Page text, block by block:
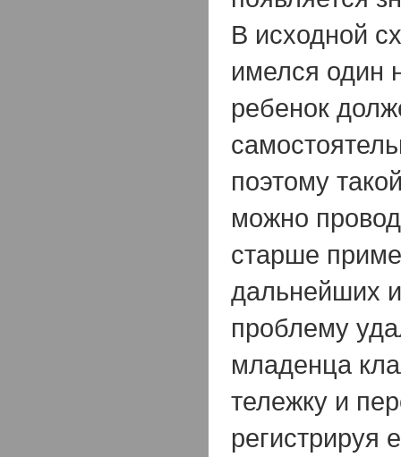
В исходной
имелся один
ребенок
поэтому
можно
старше
дальнейших
проблему
младенца
тележку и
регистрируя